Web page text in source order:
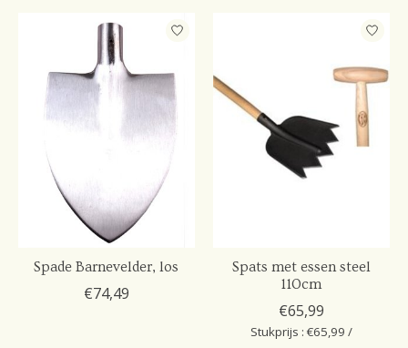
Spade Barnevelder, los
€74,49
Spats met essen steel
110cm
€65,99
Stukprijs : €65,99 /